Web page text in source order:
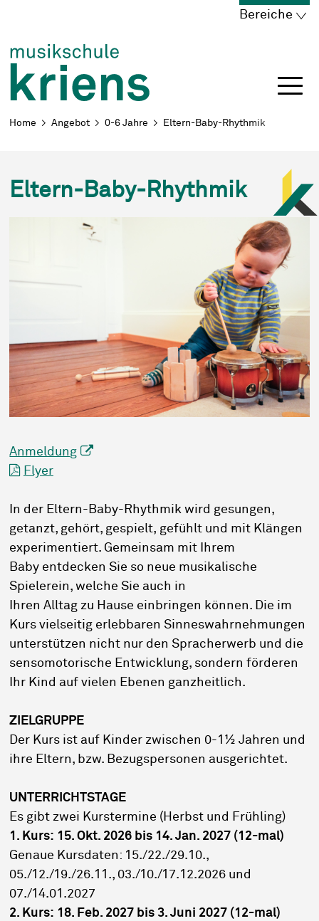
Navigieren in Kriens
Bereiche
Breadcrumb
Home Angebot 0-6 Jahre Eltern-Baby-Rhythmik
Eltern-Baby-Rhythmik
Anmeldung
Flyer
In der Eltern-Baby-Rhythmik wird gesungen,
getanzt, gehört, gespielt, gefühlt und mit Klängen
experimentiert. Gemeinsam mit Ihrem
Baby entdecken Sie so neue musikalische
Spielerein, welche Sie auch in
Ihren Alltag zu Hause einbringen können. Die im
Kurs vielseitig erlebbaren Sinneswahrnehmungen
unterstützen nicht nur den Spracherwerb und die
sensomotorische Entwicklung, sondern förderen
Ihr Kind auf vielen Ebenen ganzheitlich.
ZIELGRUPPE
Der Kurs ist auf Kinder zwischen 0-1½ Jahren und
ihre Eltern, bzw. Bezugspersonen ausgerichtet.
UNTERRICHTSTAGE
Es gibt zwei Kurstermine (Herbst und Frühling)
1. Kurs: 15. Okt. 2026 bis 14. Jan. 2027 (12-mal)
Genaue Kursdaten: 15./22./29.10.,
05./12./19./26.11., 03./10./17.12.2026 und
07./14.01.2027
2. Kurs: 18. Feb. 2027 bis 3. Juni 2027 (12-mal)